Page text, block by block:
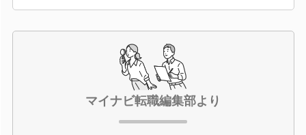
マイナビ転職編集部より